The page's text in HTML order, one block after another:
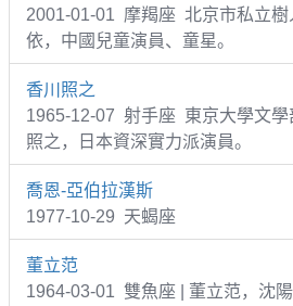
2001-01-01 摩羯座 北京市私立樹
依，中國兒童演員、童星。
香川照之
1965-12-07 射手座 東京大學文學
照之，日本資深實力派演員。
喬恩-亞伯拉漢斯
1977-10-29 天蝎座
董立范
1964-03-01 雙魚座 | 董立范，沈